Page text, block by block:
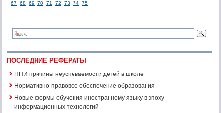
67
68 69 70 71 72 73 74 75
ПОСЛЕДНИЕ РЕФЕРАТЫ
НПИ причины неуспеваемости детей в школе
Нормативно-правовое обеспечение образования
Новые формы обучения иностранному языку в эпоху
информационных технологий